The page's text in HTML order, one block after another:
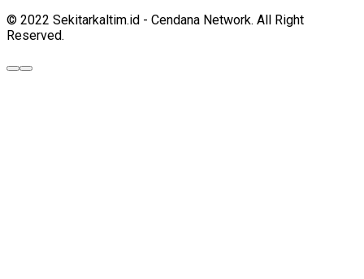
© 2022 Sekitarkaltim.id - Cendana Network. All Right
Reserved.